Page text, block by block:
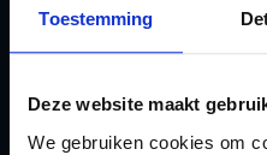
Toestemming
Deze website maakt
We gebruiken cookies om
doorgeven
Checklist IB 2023 (PDF)